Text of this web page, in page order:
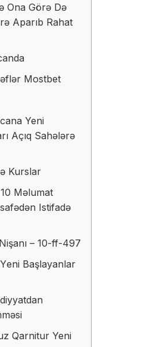
Ona Görə Də
Aparıb Rahat
Mоstbеt
Yeni
Açıq Sahələrə
Kurslar
Məlumat
Istifadə
– 10-ff-497
Bаşlаyаnlаr
Qarnitur Yeni